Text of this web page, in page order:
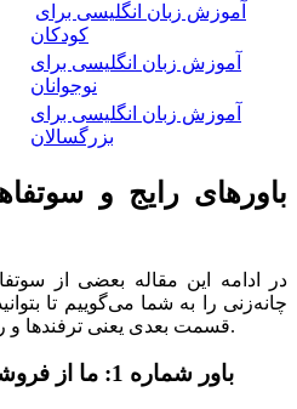
آموزش زبان انگلیسی برای
کودکان
آموزش زبان انگلیسی برای
نوجوانان
آموزش زبان انگلیسی برای
بزرگسالان
باورهای رایج و
در ادامه این مقاله بعضی از
چانه‌زنی را به شما می‌گوییم تا
قسمت بعدی یعنی ترفندها و روش‌های خاص چانه‌زنی برسید.
باور شماره 1: ما از فروشنده سوءاستفاده می‌کنیم